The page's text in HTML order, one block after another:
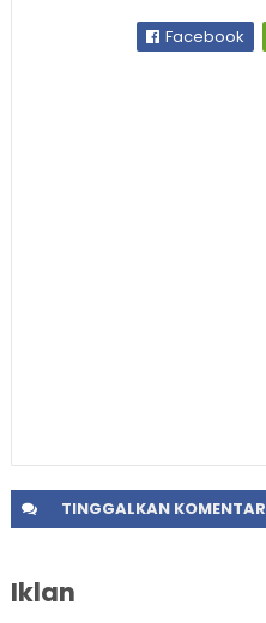
Facebook
TINGGALKANKOMENTAR
Iklan